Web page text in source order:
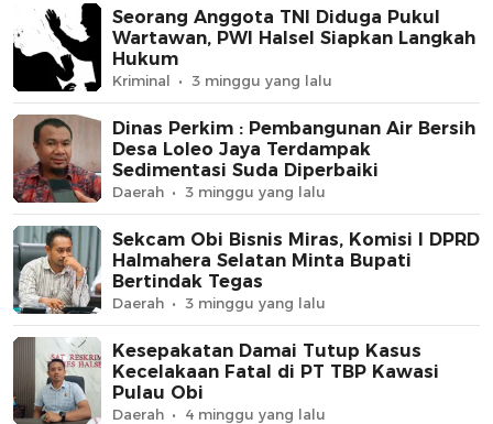
Seorang Anggota TNI Diduga Pukul
Wartawan, PWI Halsel Siapkan Langkah
Hukum
Kriminal 3 minggu yang lalu
Dinas Perkim : Pembangunan Air Bersih
Desa Loleo Jaya Terdampak
Sedimentasi Suda Diperbaiki
Daerah 3 minggu yang lalu
Sekcam Obi Bisnis Miras, Komisi I DPRD
Halmahera Selatan Minta Bupati
Bertindak Tegas
Daerah 3 minggu yang lalu
Kesepakatan Damai Tutup Kasus
Kecelakaan Fatal di PT TBP Kawasi
Pulau Obi
Daerah 4 minggu yang lalu